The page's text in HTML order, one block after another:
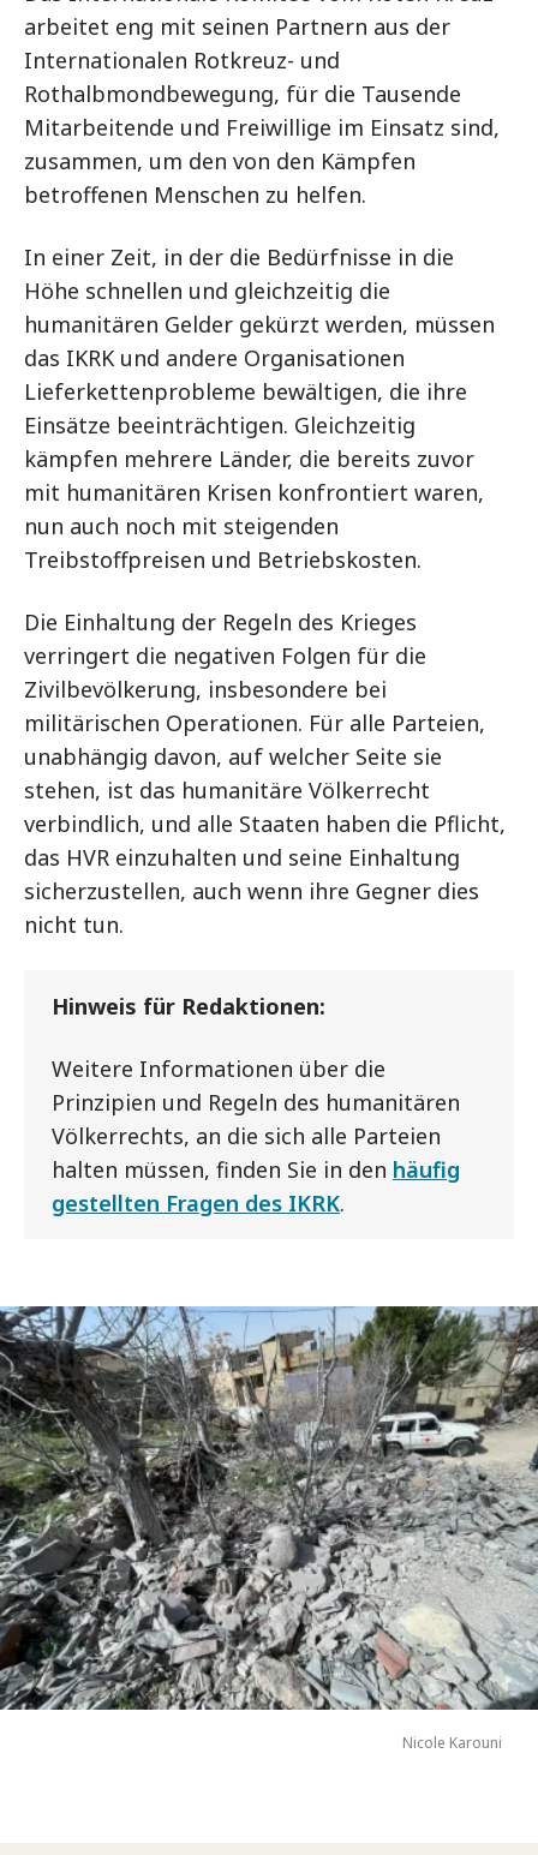
arbeitet eng mit seinen Partnern aus der
Internationalen Rotkreuz- und
Rothalbmondbewegung, für die Tausende
Mitarbeitende und Freiwillige im Einsatz sind,
zusammen, um den von den Kämpfen
betroffenen Menschen zu helfen.
In einer Zeit, in der die Bedürfnisse in die
Höhe schnellen und gleichzeitig die
humanitären Gelder gekürzt werden, müssen
das IKRK und andere Organisationen
Lieferkettenprobleme bewältigen, die ihre
Einsätze beeinträchtigen. Gleichzeitig
kämpfen mehrere Länder, die bereits zuvor
mit humanitären Krisen konfrontiert waren,
nun auch noch mit steigenden
Treibstoffpreisen und Betriebskosten.
Die Einhaltung der Regeln des Krieges
verringert die negativen Folgen für die
Zivilbevölkerung, insbesondere bei
militärischen Operationen. Für alle Parteien,
unabhängig davon, auf welcher Seite sie
stehen, ist das humanitäre Völkerrecht
verbindlich, und alle Staaten haben die Pflicht,
das HVR einzuhalten und seine Einhaltung
sicherzustellen, auch wenn ihre Gegner dies
nicht tun.
Hinweis für Redaktionen:
Weitere Informationen über die
Prinzipien und Regeln des humanitären
Völkerrechts, an die sich alle Parteien
halten müssen, finden Sie in den häufig
gestellten Fragen des IKRK.
Nicole Karouni